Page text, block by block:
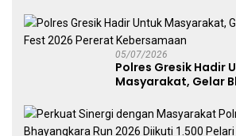
Dekranasda
05/07/2026
Polres Gresik Hadir
Masyarakat, Gelar